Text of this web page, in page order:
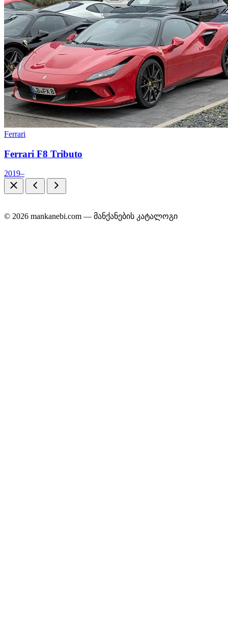
Ferrari
Ferrari F8 Tributo
2019–
© 2026 mankanebi.com — მანქანების კატალოგი